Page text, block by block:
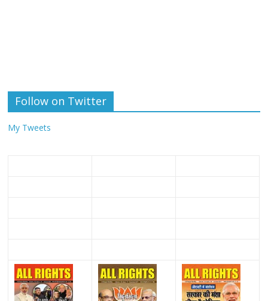
Follow on Twitter
My Tweets